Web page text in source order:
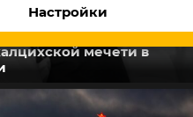
Настройки
мечети в